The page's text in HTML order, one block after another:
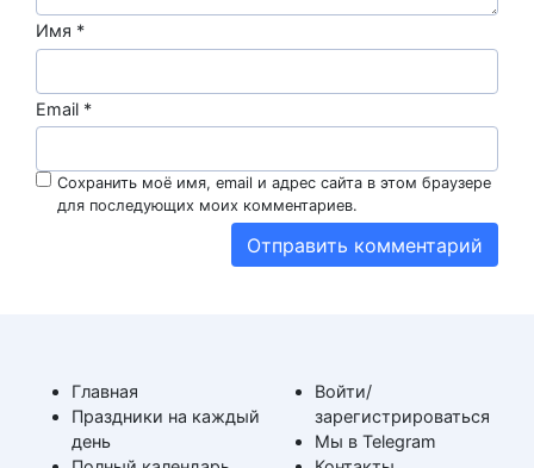
Имя *
Email *
Сохранить моё имя, email и адрес сайта в этом браузере
для последующих моих комментариев.
Главная
Праздники на каждый
день
Войти/
зарегистрироваться
Мы в Telegram